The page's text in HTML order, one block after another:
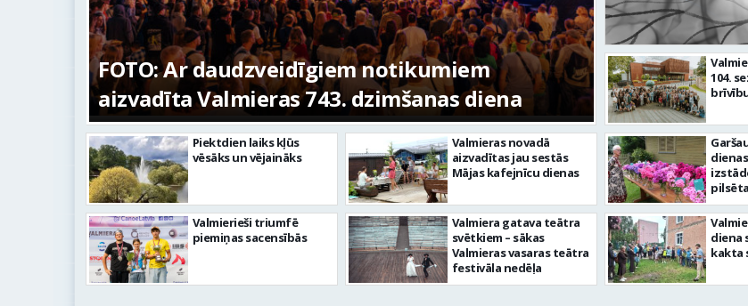
FOTO: Ar daudzveidīgiem notikumiem
aizvadīta Valmieras 743. dzimšanas diena
FOTO:
Piektdien laiks kļūs
vēsāks un vējaināks
Valmierieši triumfē
piemiņas sacensībās
Valmieras novadā
aizvadītas jau sestās
Mājas kafejnīcu dienas
Valmiera gatava teātra
svētkiem – sākas
Valmieras vasaras teātra
festivāla nedēļa
104.
diena
kakta